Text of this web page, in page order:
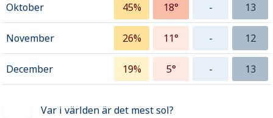
Oktober 45% 18° - 13
November 26% 11° - 12
December 19% 5° - 13
Var i världen är det mest sol?